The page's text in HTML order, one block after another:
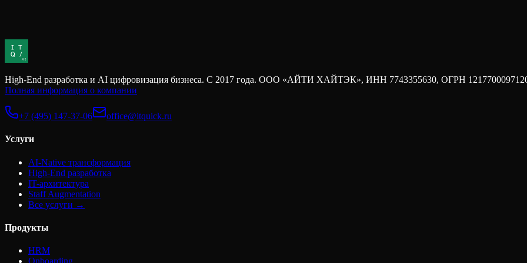
Обсудить проект
High-End разработка и AI цифровизация бизнеса. С 2017 года. ООО «АЙТИ ХАЙТЭК», ИНН 7743355630, ОГРН
Полная информация о компании
+7 (495) 147-37-06 office@itquick.ru
Услуги
AI-Native трансформация
High-End разработка
IT-архитектура
Staff Augmentation
Все услуги →
Продукты
HRM
Onboarding